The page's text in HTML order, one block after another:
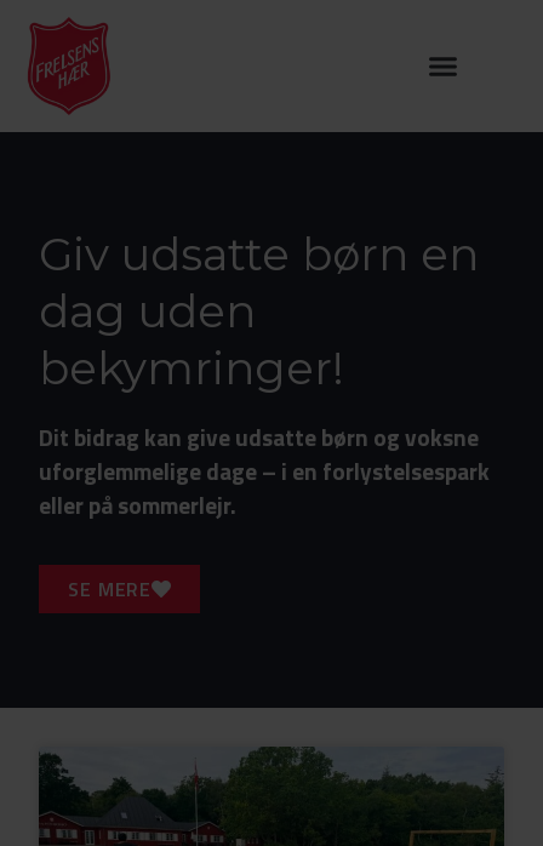
Giv udsatte børn en
dag uden
bekymringer!
Dit bidrag kan give udsatte børn og voksne
uforglemmelige dage– i en forlystelsespark
eller på sommerlejr.
SE MERE